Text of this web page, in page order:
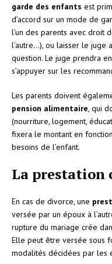
garde des enfants est
d’accord sur un mode de
l’un des parents avec droit
l’autre…), ou laisser le juge
question. Le juge prendra
s’appuyer sur les
Les parents doivent
pension alimentaire, qui
(nourriture, logement,
fixera le montant en
besoins de l’enfant.
La prestation
En cas de divorce, une
versée par un époux à
rupture du mariage crée
Elle peut être versée sous
modalités décidées par les